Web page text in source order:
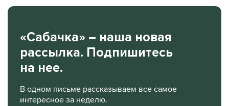
«Сабачка» – наша новая
рассылка. Подпишитесь
на нее.
В одном письме рассказываем все самое
интересное за неделю.